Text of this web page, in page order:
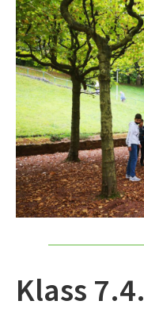
Klass 7.4.